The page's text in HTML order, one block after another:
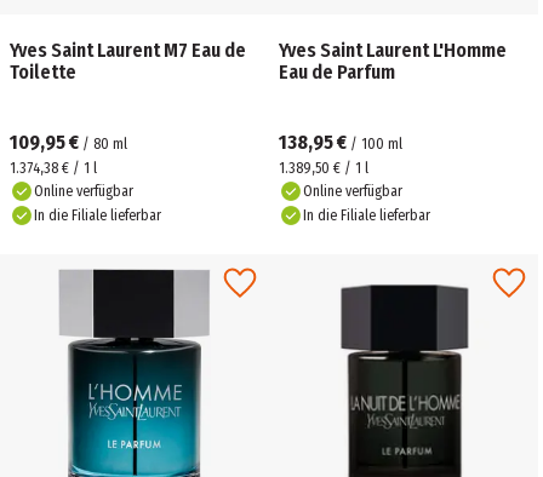
Yves Saint Laurent M7 Eau de
Toilette
109,95 € / 80 ml
1.374,38 € / 1 l
Online verfügbar
In die Filiale lieferbar
Yves Saint Laurent L'Homme
Eau de Parfum
138,95 € / 100 ml
1.389,50 € / 1 l
Online verfügbar
In die Filiale lieferbar